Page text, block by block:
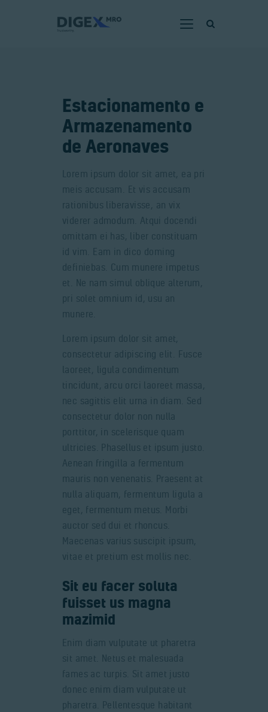
HOME
SOBRE NÓS
SERVIÇOS
CERTIFICADOS
CAPACIDADES
NOTÍCIAS
JUNTE-SE
DENÚNCIA
Estacionamento e
Armazenamento
de Aeronaves
Lorem ipsum dolor sit amet, ea pri
meis accusam. Et vis accusam
rationibus liberavisse, an vix
viderer admodum. Atqui docendi
omittam ei has, liber constituam
id vim. Eam in dico doming
definiebas. Cum munere impetus
et. Ne nam simul oblique alterum,
pri solet omnium id, usu an
munere.
Lorem ipsum dolor sit amet,
consectetur adipiscing elit. Fusce
laoreet, ligula condimentum
tincidunt, arcu orci laoreet massa,
nec sagittis elit urna in diam. Sed
consectetur dolor non nulla
porttitor, in scelerisque quam
ultricies. Phasellus et ipsum justo.
Aenean fringilla a fermentum
mauris non venenatis. Praesent at
nulla aliquam, fermentum ligula a
eget, fermentum metus. Morbi
auctor sed dui et rhoncus.
Maecenas varius suscipit ipsum,
vitae et pretium est mollis nec.
Sit eu facer soluta
fuisset us magna
mazimid
Enim diam vulputate ut pharetra
sit amet. Netus et malesuada
fames ac turpis. Sit amet justo
donec enim diam vulputate ut
pharetra. Pellentesque habitant